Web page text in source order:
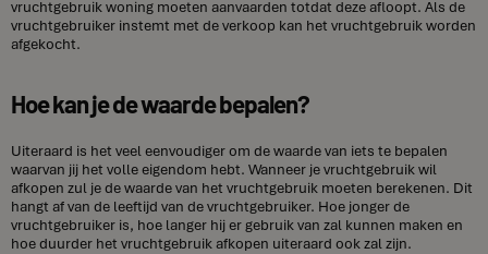
vruchtgebruik woning moeten aanvaarden totdat deze afloopt. Als de
vruchtgebruiker instemt met de verkoop kan het vruchtgebruik worden
afgekocht.
Hoe kan je de waarde bepalen?
Uiteraard is het veel eenvoudiger om de waarde van iets te bepalen
waarvan jij het volle eigendom hebt. Wanneer je vruchtgebruik wil
afkopen zul je de waarde van het vruchtgebruik moeten berekenen. Dit
hangt af van de leeftijd van de vruchtgebruiker. Hoe jonger de
vruchtgebruiker is, hoe langer hij er gebruik van zal kunnen maken en
hoe duurder het vruchtgebruik afkopen uiteraard ook zal zijn.